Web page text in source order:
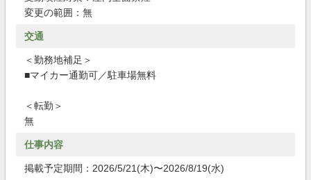
変更の範囲：無
交通
＜勤務地補足＞
■マイカー通勤可／駐車場無料
＜転勤＞
無
仕事内容
掲載予定期間：2026/5/21(木)〜2026/8/19(水)